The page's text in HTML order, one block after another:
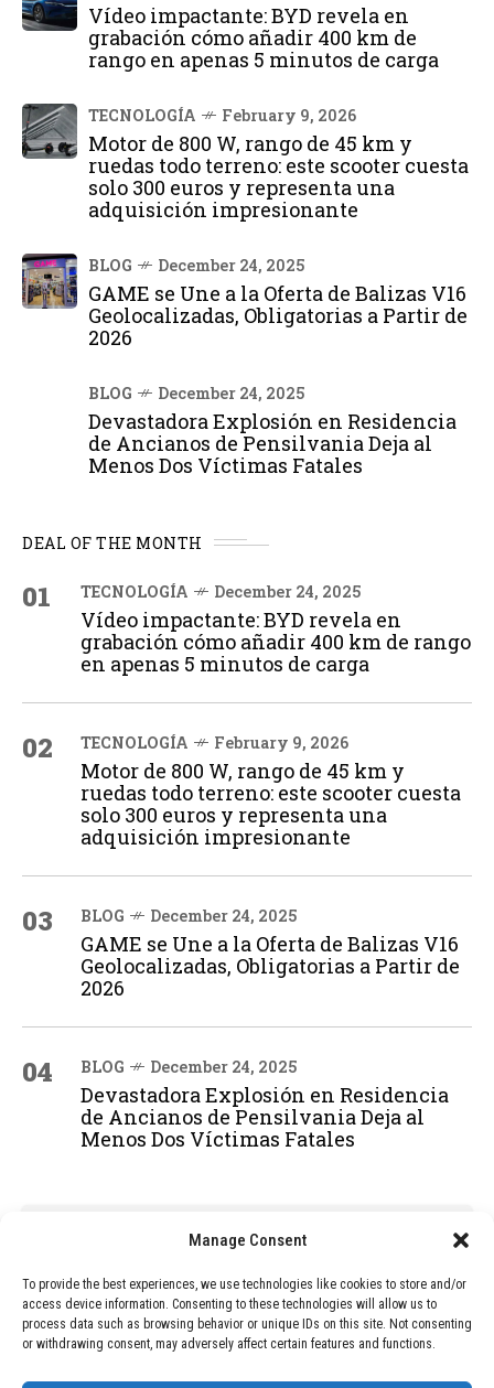
Manage Consent
To provide the best experiences, we use technologies like cookies to store and/or
access device information. Consenting to these technologies will allow us to
process data such as browsing behavior or unique IDs on this site. Not consenting
or withdrawing consent, may adversely affect certain features and functions.
Vídeo impactante: BYD revela en
grabación cómo añadir 400 km de
rango en apenas 5 minutos de carga
TECNOLOGÍA February 9, 2026
Motor de 800 W, rango de 45 km y
ruedas todo terreno: este scooter cuesta
solo 300 euros y representa una
adquisición impresionante
BLOG December 24, 2025
GAME se Une a la Oferta de Balizas V16
Geolocalizadas, Obligatorias a Partir de
2026
BLOG December 24, 2025
Devastadora Explosión en Residencia
de Ancianos de Pensilvania Deja al
Menos Dos Víctimas Fatales
DEAL OF THE MONTH
01 TECNOLOGÍA December 24, 2025
Vídeo impactante: BYD revela en
grabación cómo añadir 400 km de rango
en apenas 5 minutos de carga
02 TECNOLOGÍA February 9, 2026
Motor de 800 W, rango de 45 km y
ruedas todo terreno: este scooter cuesta
solo 300 euros y representa una
adquisición impresionante
03 BLOG December 24, 2025
GAME se Une a la Oferta de Balizas V16
Geolocalizadas, Obligatorias a Partir de
2026
04 BLOG December 24, 2025
Devastadora Explosión en Residencia
de Ancianos de Pensilvania Deja al
Menos Dos Víctimas Fatales